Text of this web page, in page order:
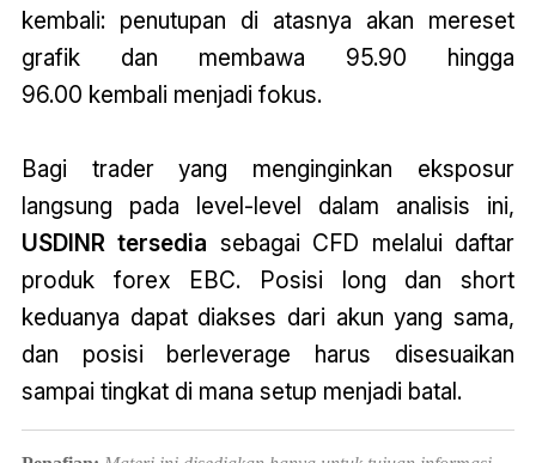
kembali: penutupan di atasnya akan mereset
grafik dan membawa 95.90 hingga
96.00 kembali menjadi fokus.
Bagi trader yang menginginkan eksposur
langsung pada level-level dalam analisis ini,
USDINR tersedia sebagai CFD melalui daftar
produk forex EBC. Posisi long dan short
keduanya dapat diakses dari akun yang sama,
dan posisi berleverage harus disesuaikan
sampai tingkat di mana setup menjadi batal.